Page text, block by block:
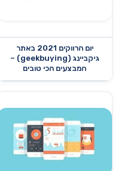
יום הרווקים 2021 באתר
גיקביינג (geekbuying) –
המבצעים הכי טובים